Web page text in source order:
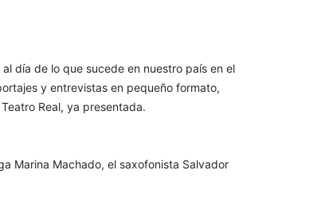
día de lo que sucede en nuestro país en el
y entrevistas en pequeño formato,
Real, ya presentada.
Marina Machado, el saxofonista Salvador